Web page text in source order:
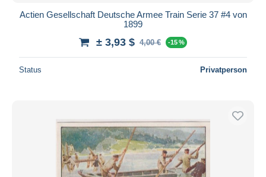
Actien Gesellschaft Deutsche Armee Train Serie 37 #4 von
1899
± 3,93 $ 4,00 € -15 %
Status Privatperson